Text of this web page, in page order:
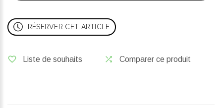
RÉSERVER CET ARTICLE
Liste de souhaits Comparer ce produit